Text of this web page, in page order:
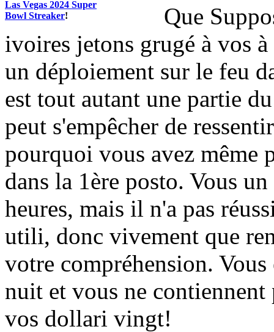
Las Vegas 2024 Super
Bowl Streaker!
Que
ivoires jetons grugé à vos
un déploiement sur le feu
est tout autant une partie
peut s'empêcher de
pourquoi vous avez même
dans la 1ère posto. Vous
heures, mais il n'a pas
utili, donc vivement que
votre compréhension.
nuit et vous ne contiennent
vos dollari vingt!